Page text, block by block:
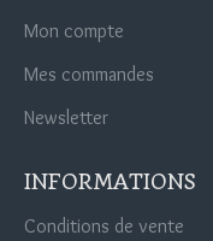
Mon compte
Mes commandes
Newsletter
INFORMATIONS
Conditions de vente